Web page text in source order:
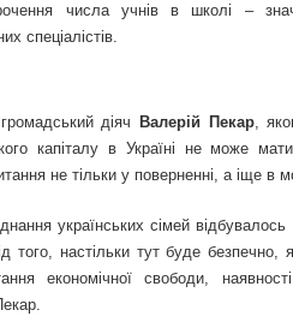
числа учнів в школі –
спеціалістів.
діяч Валерій Пекар,
капіталу в Україні не може
не тільки у поверненні, а іще в
українських сімей
того, настільки тут буде безпечно,
економічної свободи,